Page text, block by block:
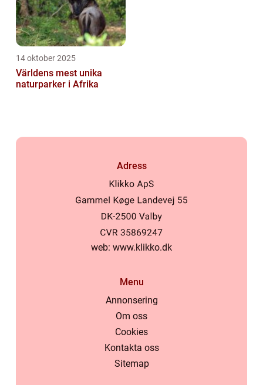
14 oktober 2025
Världens mest unika
naturparker i Afrika
Adress
web: www.klikko.dk
Menu
Annonsering
Om oss
Cookies
Kontakta oss
Sitemap